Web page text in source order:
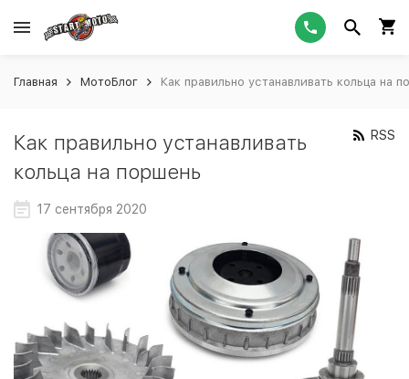
Главная МотоБлог Как правильно устанавливать кольца на
Как правильно устанавливать
кольца на поршень
RSS
17 сентября 2020